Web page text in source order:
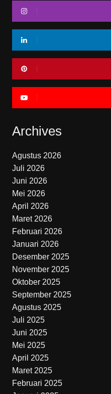
Archives
Agustus 2026
Juli 2026
Juni 2026
Mei 2026
April 2026
Maret 2026
Februari 2026
Januari 2026
Desember 2025
November 2025
Oktober 2025
September 2025
Agustus 2025
Juli 2025
Juni 2025
Mei 2025
April 2025
Maret 2025
Februari 2025